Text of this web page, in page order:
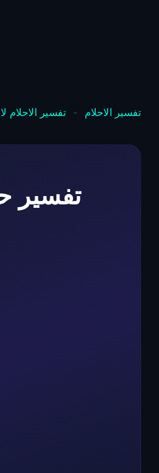
تفسير الاحلام - تفسير الاحلام
تفسير